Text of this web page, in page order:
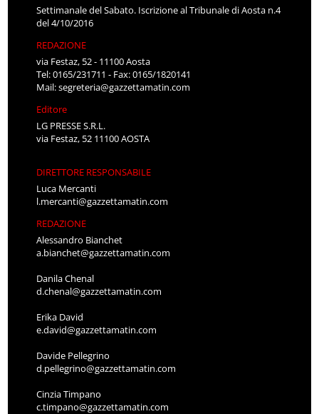
Settimanale del Sabato. Iscrizione al Tribunale di Aosta n.4
del 4/10/2016
REDAZIONE
via Festaz, 52 - 11100 Aosta
Tel: 0165/231711 - Fax: 0165/1820141
Mail:segreteria@gazzettamatin.com
Editore
LG PRESSE S.R.L.
via Festaz, 52 11100 AOSTA
DIRETTORE RESPONSABILE
Luca Mercanti
l.mercanti@gazzettamatin.com
REDAZIONE
Alessandro Bianchet
a.bianchet@gazzettamatin.com
Danila Chenal
d.chenal@gazzettamatin.com
Erika David
e.david@gazzettamatin.com
Davide Pellegrino
d.pellegrino@gazzettamatin.com
Cinzia Timpano
c.timpano@gazzettamatin.com